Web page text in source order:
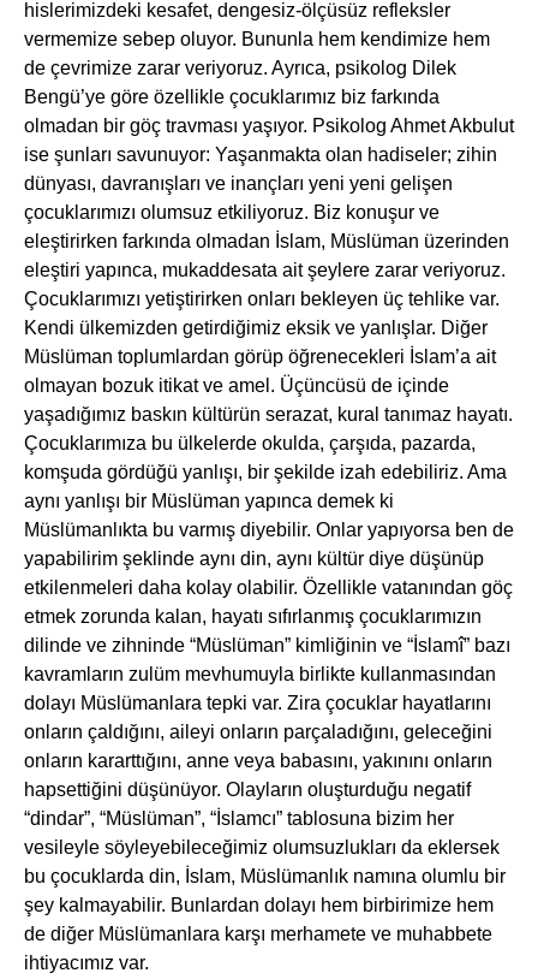
hislerimizdeki kesafet, dengesiz-ölçüsüz refleksler
vermemize sebep oluyor. Bununla hem kendimize hem
de çevrimize zarar veriyoruz. Ayrıca, psikolog Dilek
Bengü’ye göre özellikle çocuklarımız biz farkında
olmadan bir göç travması yaşıyor. Psikolog Ahmet Akbulut
ise şunları savunuyor: Yaşanmakta olan hadiseler; zihin
dünyası, davranışları ve inançları yeni yeni gelişen
çocuklarımızı olumsuz etkiliyoruz. Biz konuşur ve
eleştirirken farkında olmadan İslam, Müslüman üzerinden
eleştiri yapınca, mukaddesata ait şeylere zarar veriyoruz.
Çocuklarımızı yetiştirirken onları bekleyen üç tehlike var.
Kendi ülkemizden getirdiğimiz eksik ve yanlışlar. Diğer
Müslüman toplumlardan görüp öğrenecekleri İslam’a ait
olmayan bozuk itikat ve amel. Üçüncüsü de içinde
yaşadığımız baskın kültürün serazat, kural tanımaz hayatı.
Çocuklarımıza bu ülkelerde okulda, çarşıda, pazarda,
komşuda gördüğü yanlışı, bir şekilde izah edebiliriz. Ama
aynı yanlışı bir Müslüman yapınca demek ki
Müslümanlıkta bu varmış diyebilir. Onlar yapıyorsa ben de
yapabilirim şeklinde aynı din, aynı kültür diye düşünüp
etkilenmeleri daha kolay olabilir. Özellikle vatanından göç
etmek zorunda kalan, hayatı sıfırlanmış çocuklarımızın
dilinde ve zihninde “Müslüman” kimliğinin ve “İslamî” bazı
kavramların zulüm mevhumuyla birlikte kullanmasından
dolayı Müslümanlara tepki var. Zira çocuklar hayatlarını
onların çaldığını, aileyi onların parçaladığını, geleceğini
onların kararttığını, anne veya babasını, yakınını onların
hapsettiğini düşünüyor. Olayların oluşturduğu negatif
“dindar”, “Müslüman”, “İslamcı” tablosuna bizim her
vesileyle söyleyebileceğimiz olumsuzlukları da eklersek
bu çocuklarda din, İslam, Müslümanlık namına olumlu bir
şey kalmayabilir. Bunlardan dolayı hem birbirimize hem
de diğer Müslümanlara karşı merhamete ve muhabbete
ihtiyacımız var.